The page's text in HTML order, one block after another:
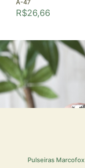
A-47
R$26,66
Pulseiras Marcofox